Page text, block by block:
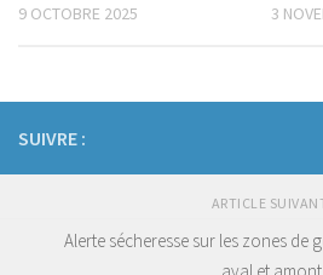
9 OCTOBRE 2025 3
SUIVRE :
ARTICLE
Alerte sécheresse sur les zones de